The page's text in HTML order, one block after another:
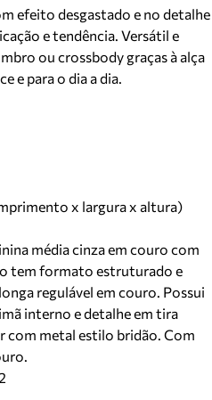
efeito desgastado e no detalhe
e tendência. Versátil e
ou crossbody graças à alça
e para o dia a dia.
x largura x altura)
média cinza em couro com
tem formato estruturado e
regulável em couro. Possui
interno e detalhe em tira
com metal estilo bridão. Com